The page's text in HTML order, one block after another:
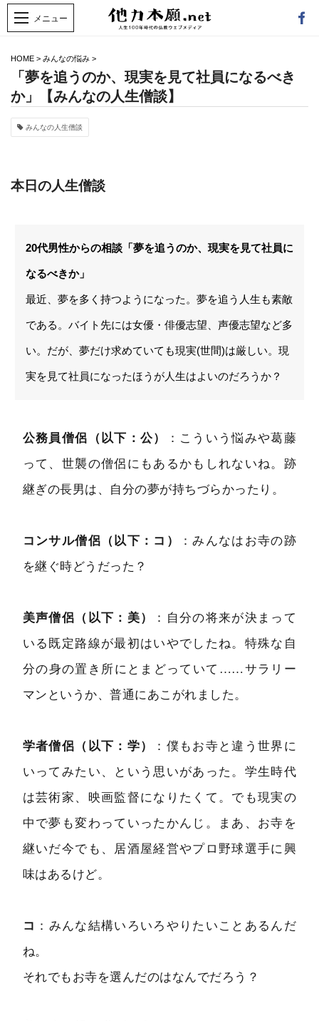
HOME > みんなの悩み >
「夢を追うのか、現実を見て社員になるべき
か」【みんなの人生僧談】
みんなの人生僧談
本日の人生僧談
20代男性からの相談「夢を追うのか、現実を見て社員に
なるべきか」
最近、夢を多く持つようになった。夢を追う人生も素敵
である。バイト先には女優・俳優志望、声優志望など多
い。だが、夢だけ求めていても現実(世間)は厳しい。現
実を見て社員になったほうが人生はよいのだろうか？
公務員僧侶（以下：公）
：こういう悩みや葛藤
って、世襲の僧侶にもあるかもしれないね。跡
継ぎの長男は、自分の夢が持ちづらかったり。
コンサル僧侶（以下：コ）
：みんなはお寺の跡
を継ぐ時どうだった？
美声僧侶（以下：美）
：自分の将来が決まって
いる既定路線が最初はいやでしたね。特殊な自
分の身の置き所にとまどっていて……サラリー
マンというか、普通にあこがれました。
学者僧侶（以下：学）
：僕もお寺と違う世界に
いってみたい、という思いがあった。学生時代
は芸術家、映画監督になりたくて。でも現実の
中で夢も変わっていったかんじ。まあ、お寺を
継いだ今でも、居酒屋経営やプロ野球選手に興
味はあるけど。
コ ：みんな結構いろいろやりたいことあるんだ
ね。
それでもお寺を選んだのはなんでだろう？